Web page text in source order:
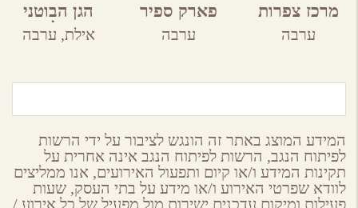
מרכז צפרות
בערבה
התיכונה
ערבה
פארק ספיר
ערבה
הגן הבוטני
אילתאילת, ערבה
המידע המוצג באתר זה הונגש לציבור על ידי הרשות
לפיתוח הנגב, הרשות לפיתוח הנגב אינה אחרית על
תקינות המידע ו/או קיום ותפעול האירועים, אנו ממליצים
לוודא שפרטי האירוע ו/או מידע על בתי העסק, שעות
פעילות ומיקום עדכנים ישירות מול מפעיל של כל אירוע /